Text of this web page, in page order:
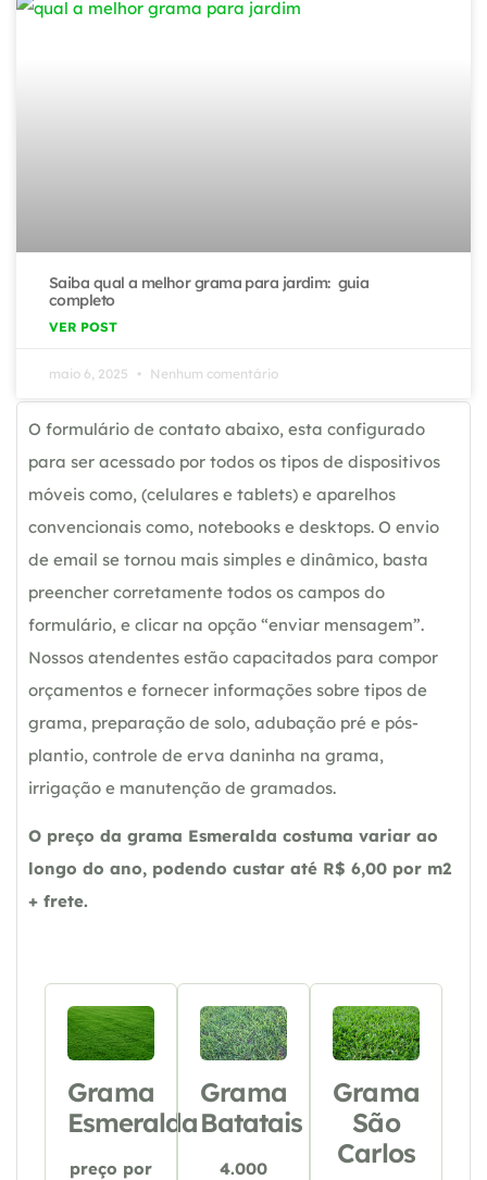
Saiba qual a melhor grama para jardim: guia
completo
VER POST
maio 6, 2025 Nenhum comentário
O formulário de contato abaixo, esta configurado
para ser acessado por todos os tipos de dispositivos
móveis como, (celulares e tablets) e aparelhos
convencionais como, notebooks e desktops. O envio
de email se tornou mais simples e dinâmico, basta
preencher corretamente todos os campos do
formulário, e clicar na opção “enviar mensagem”.
Nossos atendentes estão capacitados para compor
orçamentos e fornecer informações sobre tipos de
grama, preparação de solo, adubação pré e pós-
plantio, controle de erva daninha na grama,
irrigação e manutenção de gramados.
O preço da grama Esmeralda costuma variar ao
longo do ano, podendo custar até R$ 6,00 por m2
+ frete.
Grama
Esmeralda
preço por
Grama
Batatais
4.000
Grama
São
Carlos